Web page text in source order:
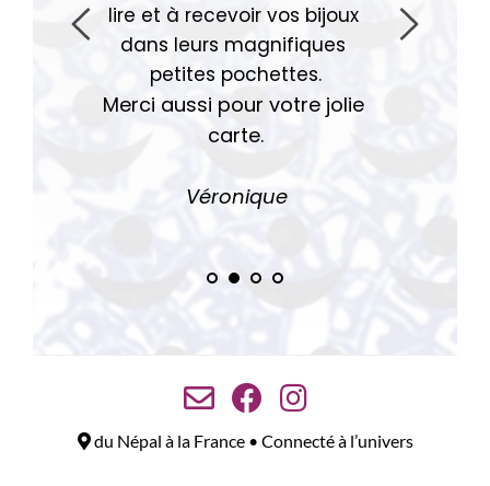
lire et à recevoir vos bijoux
dans leurs magnifiques
petites pochettes.
Merci aussi pour votre jolie
carte.
Véronique
du Népal à la France • Connecté à l’univers